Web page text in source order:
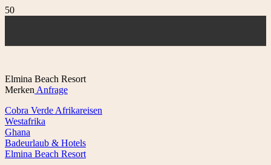
Elmina Beach Resort
Merken Anfrage
Cobra Verde Afrikareisen
Westafrika
Ghana
Badeurlaub & Hotels
Elmina Beach Resort